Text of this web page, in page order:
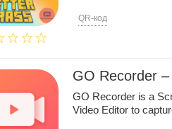
QR-код
GO Recorder –
GO Recorder is a
Video Editor to